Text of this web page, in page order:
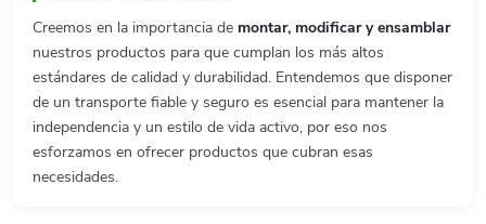
Creemos en la importancia de montar, modificar y ensamblar
nuestros productos para que cumplan los más altos
estándares de calidad y durabilidad. Entendemos que disponer
de un transporte fiable y seguro es esencial para mantener la
independencia y un estilo de vida activo, por eso nos
esforzamos en ofrecer productos que cubran esas
necesidades.